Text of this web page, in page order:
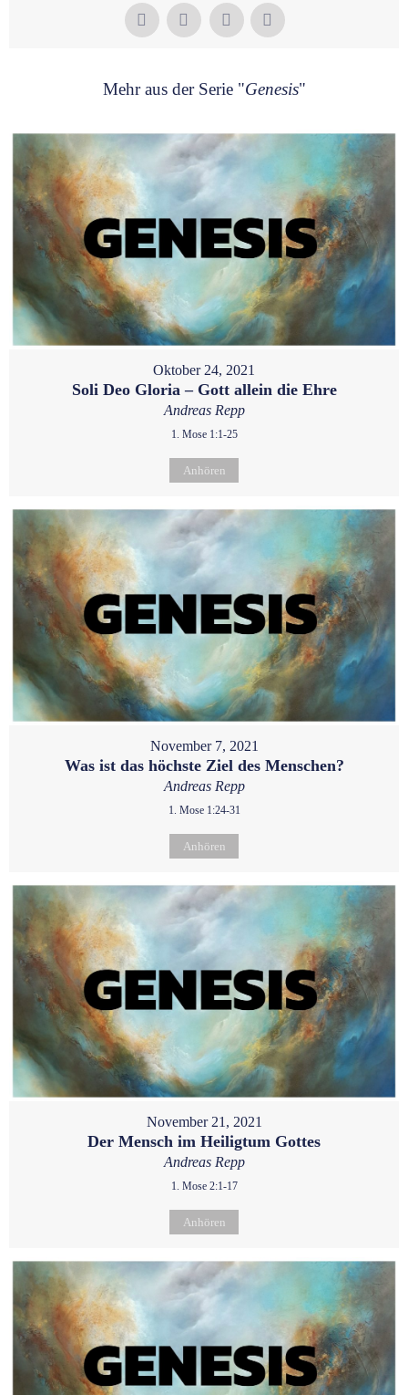
Mehr aus der Serie "Genesis"
Oktober 24, 2021
Soli Deo Gloria – Gott allein die Ehre
Andreas Repp
1. Mose 1:1-25
Anhören
November 7, 2021
Was ist das höchste Ziel des Menschen?
Andreas Repp
1. Mose 1:24-31
Anhören
November 21, 2021
Der Mensch im Heiligtum Gottes
Andreas Repp
1. Mose 2:1-17
Anhören